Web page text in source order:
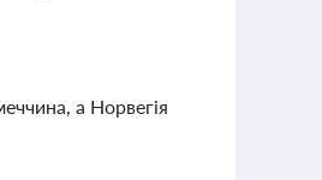
а Норвегія